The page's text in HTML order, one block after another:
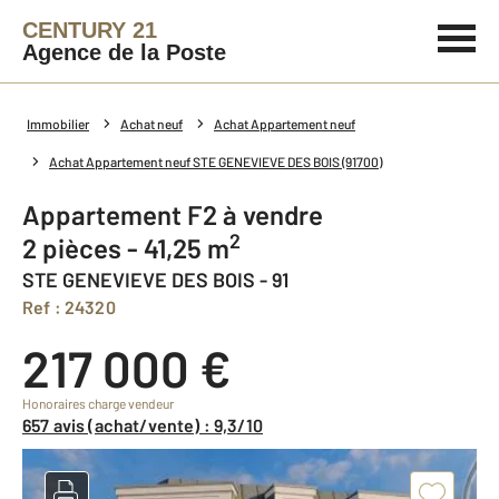
CENTURY 21
Agence de la Poste
Immobilier Achat neuf Achat Appartement neuf
Achat Appartement neuf STE GENEVIEVE DES BOIS (91700)
Appartement F2 à vendre
2 pièces - 41,25 m2
STE GENEVIEVE DES BOIS - 91
Ref : 24320
217 000 €
Honoraires charge vendeur
657 avis (achat/vente) : 9,3/10